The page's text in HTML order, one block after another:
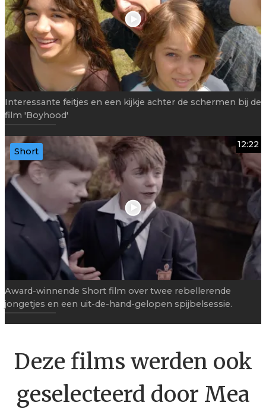
Interessante feitjes en een kijkje achter de schermen bij de
film 'Boyhood'
Short
12:22
Award-winnende Short film over twee rebellerende
jongetjes en een uit-de-hand-gelopen spijbelsessie.
Deze films werden ook
geselecteerd door Mea